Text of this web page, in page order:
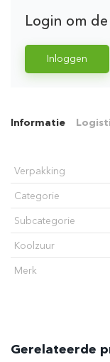
Login om
Inloggen
Informatie
Verpakking
Categorie
Subcategorie
Koolzuur
Merk
Gerelateerde